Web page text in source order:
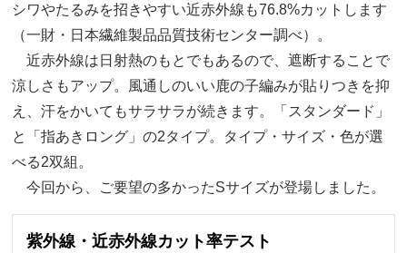
シワやたるみを招きやすい近赤外線も76.8%カットします
（一財・日本繊維製品品質技術センター調べ）。
近赤外線は日射熱のもとでもあるので、遮断することで
涼しさもアップ。風通しのいい鹿の子編みが貼りつきを抑
え、汗をかいてもサラサラが続きます。「スタンダード」
と「指あきロング」の2タイプ。タイプ・サイズ・色が選
べる2双組。
今回から、ご要望の多かったSサイズが登場しました。
紫外線・近赤外線カット率テスト